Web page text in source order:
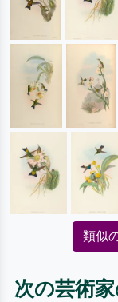
類似
次の芸術